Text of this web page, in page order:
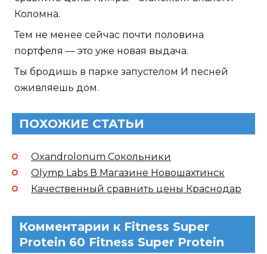
Коломна.
Тем не менее сейчас почти половина
портфеля — это уже новая выдача.
Ты бродишь в парке запустелом И песней
оживляешь дом.
ПОХОЖИЕ СТАТЬИ
Oxandrolonum Сокольники
Olymp Labs В Магазине Новошахтинск
Качественный сравнить цены Краснодар
Комментарии к Fitness Super
Protein 60 Fitness Super Protein